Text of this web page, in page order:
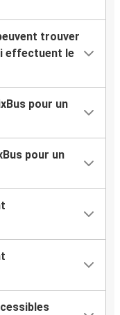
trouver
effectuent le
pour un
pour un